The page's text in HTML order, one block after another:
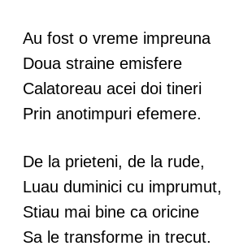
Au fost o vreme impreuna
Doua straine emisfere
Calatoreau acei doi tineri
Prin anotimpuri efemere.
De la prieteni, de la rude,
Luau duminici cu imprumut,
Stiau mai bine ca oricine
Sa le transforme in trecut.